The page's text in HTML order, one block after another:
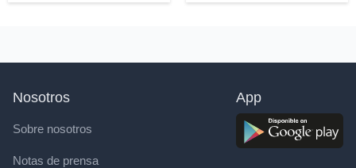
Nosotros
Sobre nosotros
Notas de prensa
App